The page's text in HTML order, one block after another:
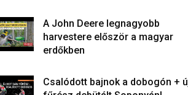
A John Deere legnagyobb
harvestere először a magyar
erdőkben
Csalódott bajnok a dobogón +